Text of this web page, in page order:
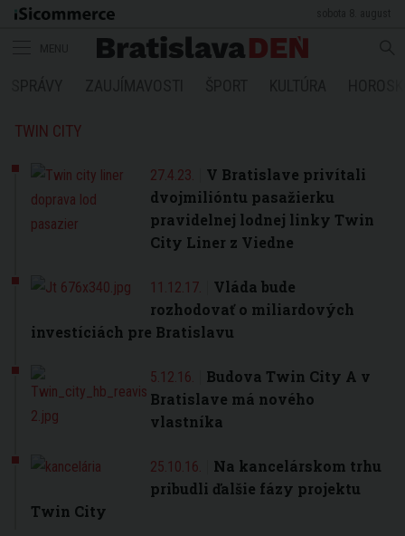
TWIN CITY
27.4.23.
V Bratislave privítali
dvojmilióntu pasažierku
pravidelnej lodnej linky Twin
City Liner z Viedne
11.12.17.
Vláda bude
rozhodovať o miliardových
investíciách pre Bratislavu
5.12.16.
Budova Twin City A v
Bratislave má nového
vlastníka
25.10.16.
Na kancelárskom trhu
pribudli ďalšie fázy projektu
Twin City